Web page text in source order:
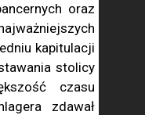
oraz
kapitulacji
stolicy
czasu
zdawał